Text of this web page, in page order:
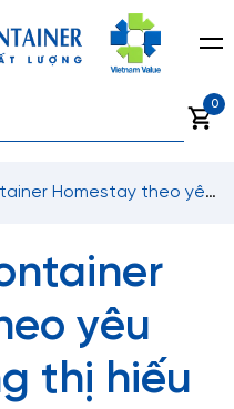
0
yêu
thị hiếu